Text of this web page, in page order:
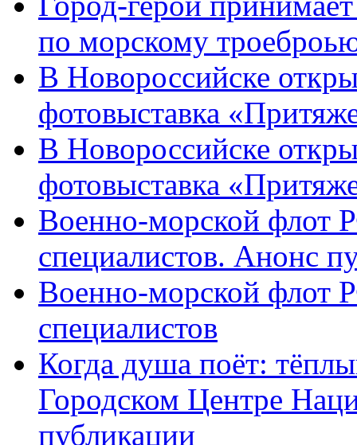
по морскому
В Новороссийске
фотовыставка
В Новороссийске
фотовыставка
Военно-морской флот
специалистов. Анонс
Военно-морской флот
специалистов
Когда душа поёт:
Городском Центре
публикации